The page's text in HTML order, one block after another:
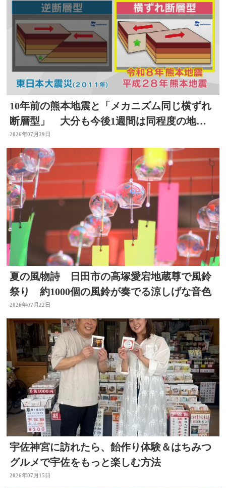
10年前の熊本地震と「メカニズム同じ横ずれ
断層型」 大分も今後1週間は同程度の地震
に注意
2026年07月29日
夏の風物詩 日田市の高塚愛宕地蔵尊で風鈴
祭り 約1000個の風鈴が奏でる涼しげな音色
2026年07月22日
宇佐神宮に訪れたら、飴作り体験＆はちみつ
グルメで宇佐をもっと楽しむ方法
2026年07月15日